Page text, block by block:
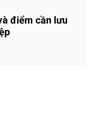
điểm cần lưu